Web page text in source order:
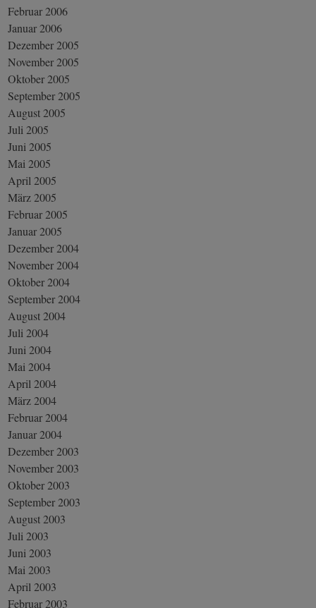
Februar 2006
Januar 2006
Dezember 2005
November 2005
Oktober 2005
September 2005
August 2005
Juli 2005
Juni 2005
Mai 2005
April 2005
März 2005
Februar 2005
Januar 2005
Dezember 2004
November 2004
Oktober 2004
September 2004
August 2004
Juli 2004
Juni 2004
Mai 2004
April 2004
März 2004
Februar 2004
Januar 2004
Dezember 2003
November 2003
Oktober 2003
September 2003
August 2003
Juli 2003
Juni 2003
Mai 2003
April 2003
Februar 2003